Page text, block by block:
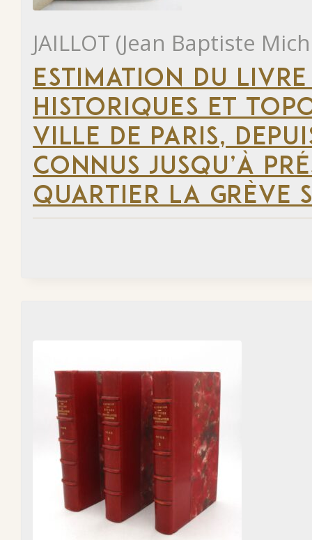
JAILLOT (Jean Baptiste
ESTIMATION DU
HISTORIQUES ET
VILLE DE PARIS,
CONNUS JUSQU’À
QUARTIER LA GRÈVE